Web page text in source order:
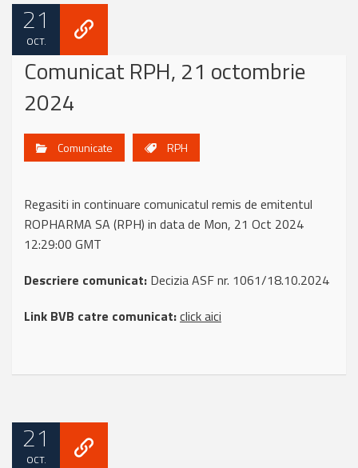
21
OCT.
Comunicat RPH, 21 octombrie
2024
Comunicate RPH
Regasiti in continuare comunicatul remis de emitentul
ROPHARMA SA (RPH) in data de Mon, 21 Oct 2024
12:29:00 GMT
Descriere comunicat: Decizia ASF nr. 1061/18.10.2024
Link BVB catre comunicat:click aici
21
OCT.